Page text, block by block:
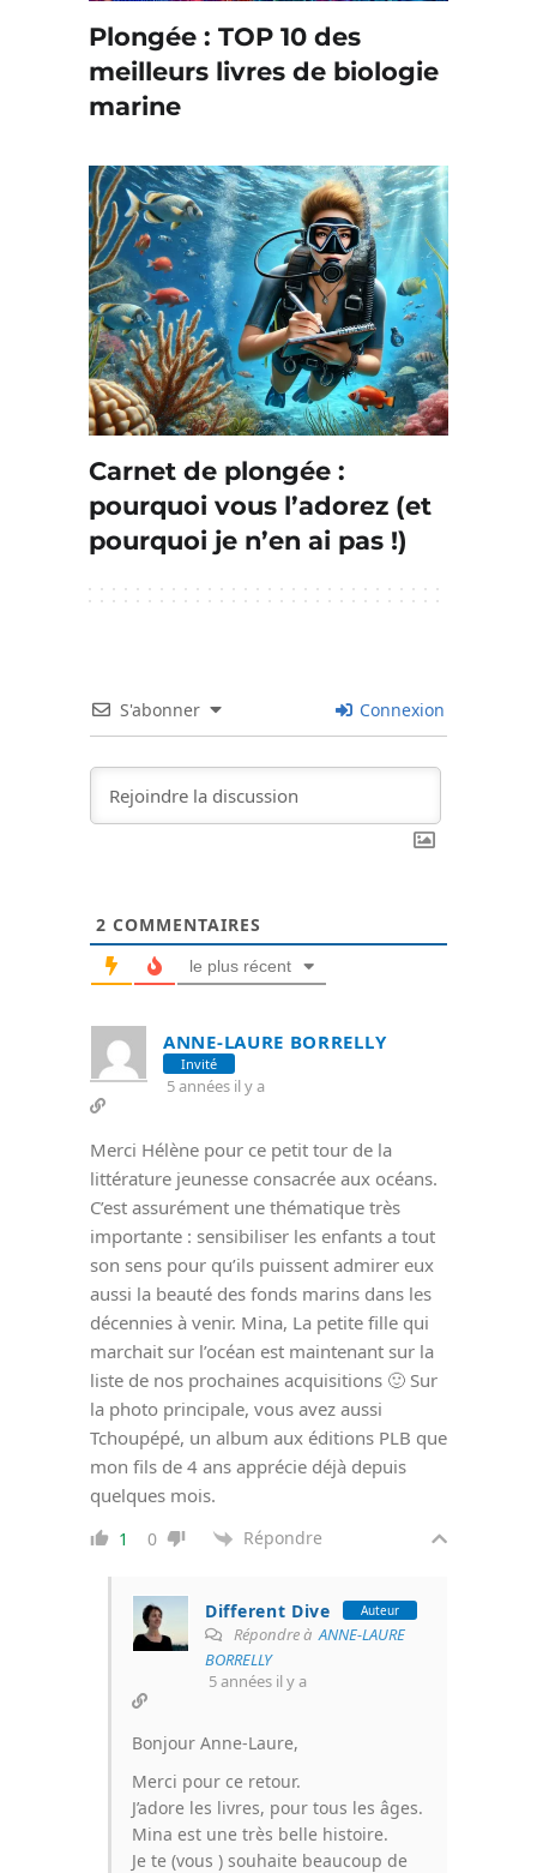
Plongée : TOP 10 des
meilleurs livres de biologie
marine
Carnet de plongée :
pourquoi vous l’adorez (et
pourquoi je n’en ai pas !)
S'abonner Connexion
2 COMMENTAIRES
le plus récent
ANNE-LAURE BORRELLY
Invité
5 années il y a
Merci Hélène pour ce petit tour de la
littérature jeunesse consacrée aux océans.
C’est assurément une thématique très
importante : sensibiliser les enfants a tout
son sens pour qu’ils puissent admirer eux
aussi la beauté des fonds marins dans les
décennies à venir. Mina, La petite fille qui
marchait sur l’océan est maintenant sur la
liste de nos prochaines acquisitions 🙂 Sur
la photo principale, vous avez aussi
Tchoupépé, un album aux éditions PLB que
mon fils de 4 ans apprécie déjà depuis
quelques mois.
1 0 Répondre
Different Dive Auteur
Répondre àANNE-LAURE
BORRELLY
5 années il y a
Bonjour Anne-Laure,
Merci pour ce retour.
J’adore les livres, pour tous les âges.
Mina est une très belle histoire.
Je te (vous ) souhaite beaucoup de